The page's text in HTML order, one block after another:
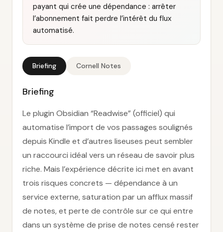
payant qui crée une dépendance : arrêter
l’abonnement fait perdre l’intérêt du flux
automatisé.
Briefing Cornell Notes
Briefing
Le plugin Obsidian “Readwise” (officiel) qui
automatise l’import de vos passages soulignés
depuis Kindle et d’autres liseuses peut sembler
un raccourci idéal vers un réseau de savoir plus
riche. Mais l’expérience décrite ici met en avant
trois risques concrets — dépendance à un
service externe, saturation par un afflux massif
de notes, et perte de contrôle sur ce qui entre
dans un système de prise de notes censé rester